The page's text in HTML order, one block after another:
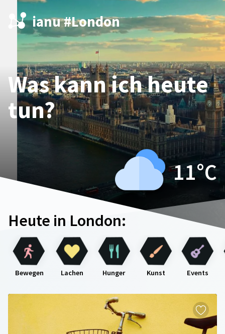
ianu #London
Was kann ich heute
tun?
11°C
Heute in London:
Bewegen Lachen Hunger Kunst Events